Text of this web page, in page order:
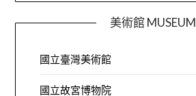
美術館 MUSEUM
國立臺灣美術館
國立故宮博物院